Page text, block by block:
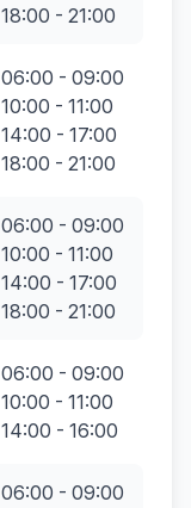
18:00 - 21:00
06:00 - 09:00
10:00 - 11:00
14:00 - 17:00
18:00 - 21:00
06:00 - 09:00
10:00 - 11:00
14:00 - 17:00
18:00 - 21:00
06:00 - 09:00
10:00 - 11:00
14:00 - 16:00
06:00 - 09:00